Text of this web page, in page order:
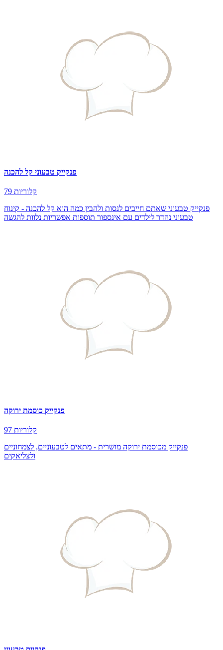
פנקייק טבעוני קל להכנה
79 קלוריות
פנקייק טבעוני שאתם חייבים לנסות ולהבין כמה הוא קל להכנה - קינוח
טבעוני נהדר לילדים עם אינספור תוספות אפשריות נלוות להגשה
פנקייק כוסמת ירוקה
97 קלוריות
פנקייק מכוסמת ירוקה מושרית - מתאים לטבעוניים, לצמחוניים
ולצליאקים